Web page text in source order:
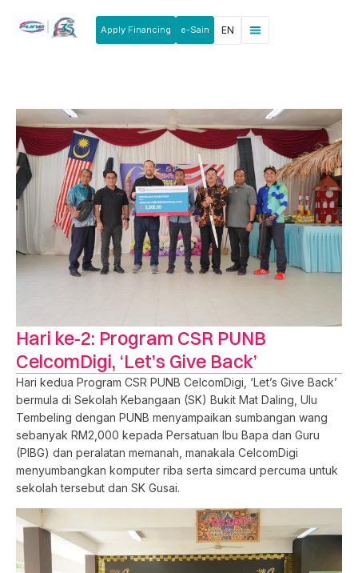
Apply Financing e-Sain EN
Hari ke-2: Program CSR PUNB
CelcomDigi, ‘Let’s Give Back’
Hari kedua Program CSR PUNB CelcomDigi, ‘Let’s Give Back’
bermula di Sekolah Kebangaan (SK) Bukit Mat Daling, Ulu
Tembeling dengan PUNB menyampaikan sumbangan wang
sebanyak RM2,000 kepada Persatuan Ibu Bapa dan Guru
(PIBG) dan peralatan memanah, manakala CelcomDigi
menyumbangkan komputer riba serta simcard percuma untuk
sekolah tersebut dan SK Gusai.